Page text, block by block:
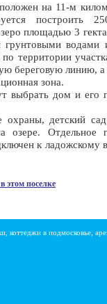
на 11-м
построить
площадью 3
водами
территории
береговую линию,
зона.
выбрать дом и его
детский
озере. Отдельное
к ладожскому
этом поселке
коттеджи в подмосковье,